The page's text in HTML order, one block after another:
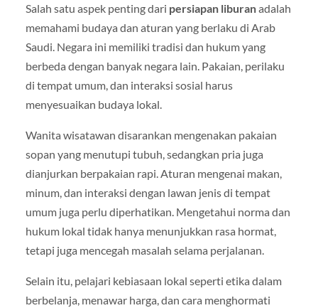
Salah satu aspek penting dari persiapan liburanadalah
memahami budaya dan aturan yang berlaku di Arab
Saudi. Negara ini memiliki tradisi dan hukum yang
berbeda dengan banyak negara lain. Pakaian, perilaku
di tempat umum, dan interaksi sosial harus
menyesuaikan budaya lokal.
Wanita wisatawan disarankan mengenakan pakaian
sopan yang menutupi tubuh, sedangkan pria juga
dianjurkan berpakaian rapi. Aturan mengenai makan,
minum, dan interaksi dengan lawan jenis di tempat
umum juga perlu diperhatikan. Mengetahui norma dan
hukum lokal tidak hanya menunjukkan rasa hormat,
tetapi juga mencegah masalah selama perjalanan.
Selain itu, pelajari kebiasaan lokal seperti etika dalam
berbelanja, menawar harga, dan cara menghormati